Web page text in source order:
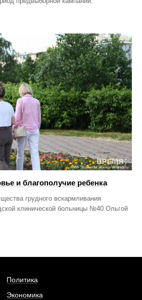
и благополучие ребенка
грудного вскармливания
клинической больницы №40 Ольгой
Политика
Экономика